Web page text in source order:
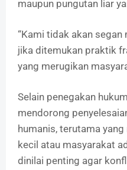
maupun pungutan liar
“Kami tidak akan
jika ditemukan praktik
yang merugikan
Selain penegakan
mendorong
humanis, terutama
kecil atau masyarakat
dinilai penting agar